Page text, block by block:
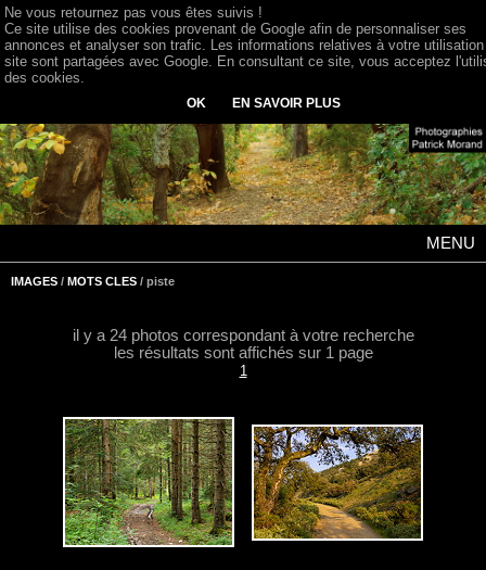
MENU
IMAGES / MOTS CLES / piste
il y a 24 photos correspondant à votre recherche
les résultats sont affichés sur 1 page
1
Ne vous retournez pas vous êtes suivis !
Ce site utilise des cookies provenant de Google afin de personnaliser ses
annonces et analyser son trafic. Les informations relatives à votre
site sont partagées avec Google. En consultant ce site, vous acceptez
des cookies.
OK EN SAVOIR PLUS